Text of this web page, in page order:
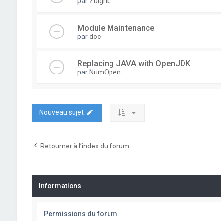
Module Maintenance
pardoc
Replacing JAVA with OpenJDK
par NumOpen
Nouveau sujet
Retourner à l’index du forum
Informations
Permissions du forum